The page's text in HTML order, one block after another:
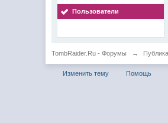
Пользователи
TombRaider.Ru - Форумы →
Изменить тему Помощь